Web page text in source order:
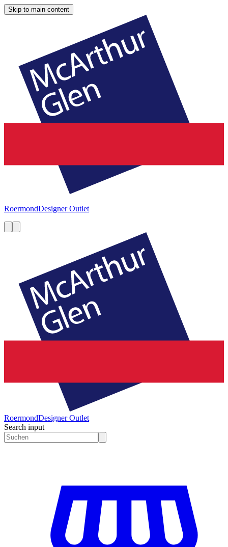
Skip to main content
RoermondDesigner Outlet
RoermondDesigner Outlet
Search input